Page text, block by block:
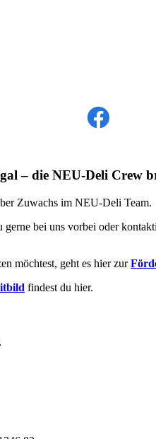
– die NEU-Deli Crew
Zuwachs im NEU-Deli Team.
gerne bei uns vorbei oder
möchtest, geht es hier zur
findest du hier.